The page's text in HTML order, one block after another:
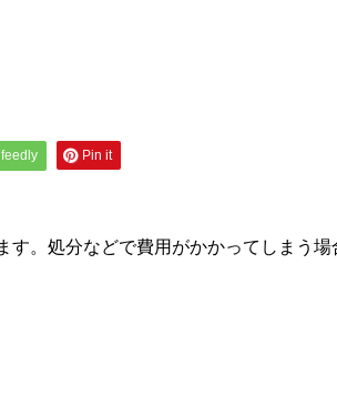
feedly Pin it
す。処分などで費用がかかってしまう場